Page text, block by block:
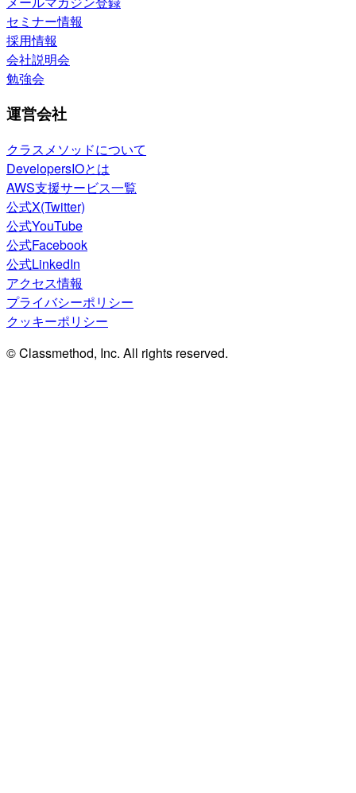
セミナー情報
採用情報
会社説明会
勉強会
運営会社
クラスメソッドについて
DevelopersIOとは
AWS支援サービス一覧
公式X(Twitter)
公式YouTube
公式Facebook
公式LinkedIn
アクセス情報
プライバシーポリシー
クッキーポリシー
© Classmethod, Inc. All rights reserved.